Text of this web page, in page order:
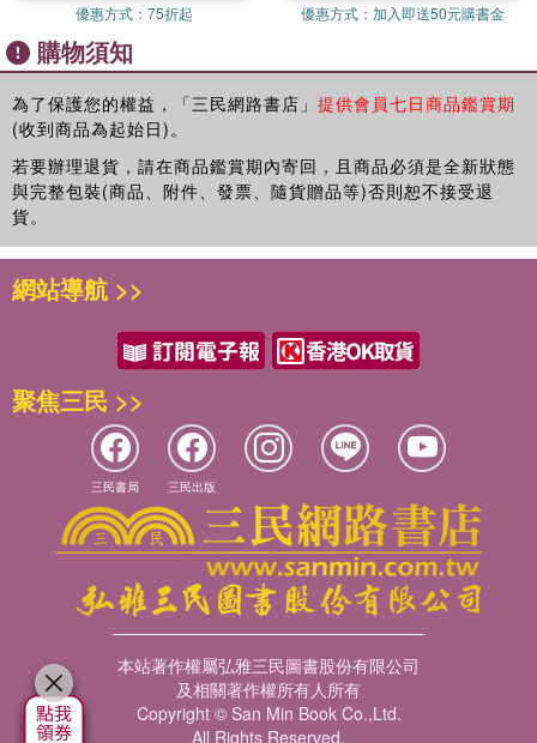
◆重點標色一目了然、可愛插圖相伴左右，提高學習效率增加閱讀
お出でになる
見える
お越しになる
なさる
遊ばす
おっしゃる
召し上がる、上がる
くださる
ご存じです
●尊敬語的慣用型
お╱ご～になる
お╱ご～なさる
お╱ご～あそばす
お╱ご～くださる
お╱ご～です
～てください
お╱ご～いただく
お╱ご～願ねがう
優惠方式： 75折起 優惠方式： 加入即送50元購書金
購物須知
為了保護您的權益，「三民網路書店」 提供會員七日商品鑑賞期
(收到商品為起始日)。
若要辦理退貨，請在商品鑑賞期內寄回，且商品必須是全新狀態
與完整包裝(商品、附件、發票、隨貨贈品等)否則恕不接受退
貨。
網站導航 >>
聚焦三民 >>
三民書局 三民出版
本站著作權屬弘雅三民圖書股份有限公司
及相關著作權所有人所有
Copyright © San Min Book Co.,Ltd.
All Rights Reserved.